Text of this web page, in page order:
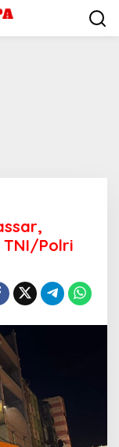
Polri